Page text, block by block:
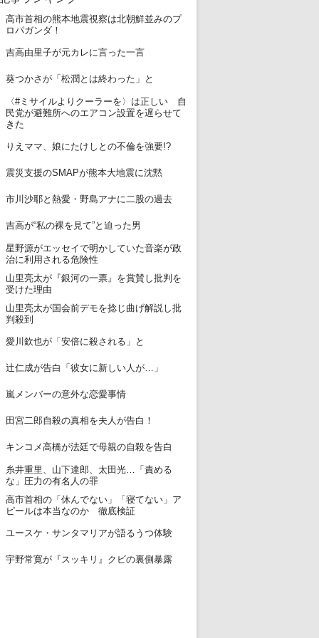
1
高市首相の熊本地震視察は北朝鮮並みのプ
ロパガンダ！
2
吉高由里子が元カレに言った一言
3
葵つかさが「松潤とは終わった」と
4
〈#ミサイルよりクーラーを〉は正しい 自
民党が避難所へのエアコン設置を遅らせて
きた
5
りえママ、娘にたけしとの不倫を強要!?
6
震災支援のSMAPが熊本大地震に沈黙
7
市川沙耶と熱愛・野島アナに二股の過去
8
吉高が“私の裸を見て”と迫った男
9
星野源がエッセイで明かしていた音楽が政
治に利用される危険性
10
山里亮太が『銀河の一票』を賞賛し批判を
受けた理由
11
山里亮太が国会前デモを捻じ曲げ解説し批
判殺到
12
愛川欽也が「安倍に殺される」と
13
辻仁成が告白「彼女に新しい人が…」
14
嵐メンバーの意外な恋愛事情
15
田宮二郎自殺の真相を夫人が告白！
16
キンコメ高橋が法廷で母親の自殺を告白
17
糸井重里、山下達郎、太田光…「責める
な」圧力の有名人の罪
18
高市首相の「休んでない」「寝てない」ア
ピールは本当なのか 徹底検証
19
ユースケ・サンタマリアが語るうつ体験
20
宇野常寛が『スッキリ』クビの裏側暴露